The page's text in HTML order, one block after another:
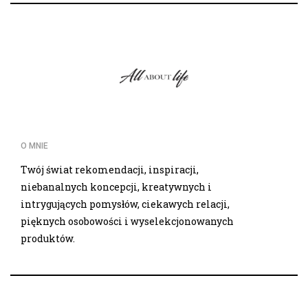
O MNIE
Twój świat rekomendacji, inspiracji,
niebanalnych koncepcji, kreatywnych i
intrygujących pomysłów, ciekawych relacji,
pięknych osobowości i wyselekcjonowanych
produktów.